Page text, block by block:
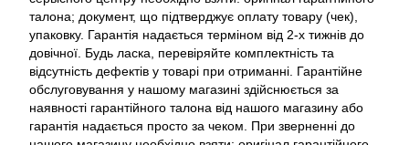
талона; документ, що підтверджує оплату товару (чек),
упаковку. Гарантія надається терміном від 2-х тижнів до
довічної. Будь ласка, перевіряйте комплектність та
відсутність дефектів у товарі при отриманні. Гарантійне
обслуговування у нашому магазині здійснюється за
наявності гарантійного талона від нашого магазину або
гарантія надається просто за чеком. При зверненні до